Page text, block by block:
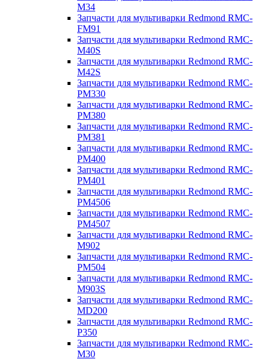
M34
Запчасти для мультиварки Redmond RMC-
FM91
Запчасти для мультиварки Redmond RMC-
M40S
Запчасти для мультиварки Redmond RMC-
M42S
Запчасти для мультиварки Redmond RMC-
PM330
Запчасти для мультиварки Redmond RMC-
PM380
Запчасти для мультиварки Redmond RMC-
PM381
Запчасти для мультиварки Redmond RMC-
PM400
Запчасти для мультиварки Redmond RMC-
PM401
Запчасти для мультиварки Redmond RMC-
PM4506
Запчасти для мультиварки Redmond RMC-
PM4507
Запчасти для мультиварки Redmond RMC-
M902
Запчасти для мультиварки Redmond RMC-
PM504
Запчасти для мультиварки Redmond RMC-
M903S
Запчасти для мультиварки Redmond RMC-
MD200
Запчасти для мультиварки Redmond RMC-
P350
Запчасти для мультиварки Redmond RMC-
M30